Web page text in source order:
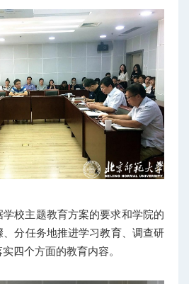
校主题教育方案的要求和学院的
分任务地推进学习教育、调查研
四个方面的教育内容。